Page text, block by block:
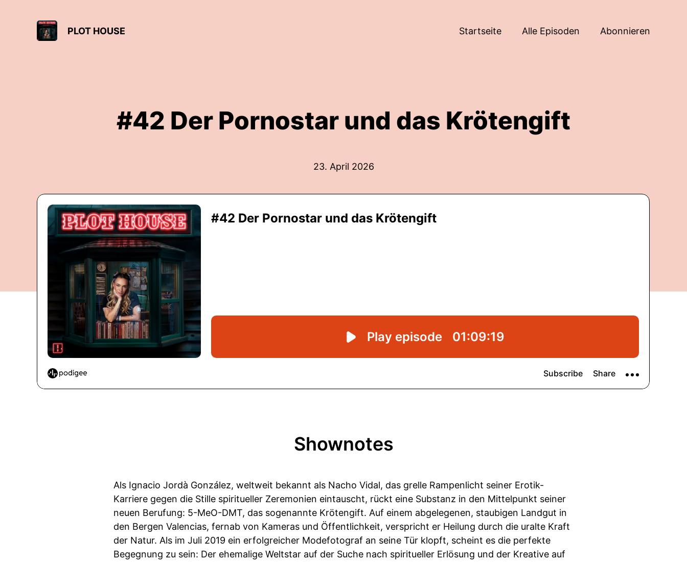
PLOT HOUSE Startseite Alle Episoden Abonnieren
#42 Der Pornostar und das Krötengift
23. April 2026
Shownotes
Als Ignacio Jordà González, weltweit bekannt als Nacho Vidal, das grelle Rampenlicht seiner Erotik-
Karriere gegen die Stille spiritueller Zeremonien eintauscht, rückt eine Substanz in den Mittelpunkt seiner
neuen Berufung: 5-MeO-DMT, das sogenannte Krötengift. Auf einem abgelegenen, staubigen Landgut in
den Bergen Valencias, fernab von Kameras und Öffentlichkeit, verspricht er Heilung durch die uralte Kraft
der Natur. Als im Juli 2019 ein erfolgreicher Modefotograf an seine Tür klopft, scheint es die perfekte
Begegnung zu sein: Der ehemalige Weltstar auf der Suche nach spiritueller Erlösung und der Kreative auf